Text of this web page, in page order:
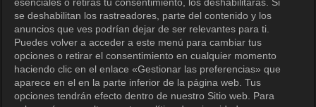
Política de privacidad (Europa)
Política de privacidad (Oceanía)
Política de privacidad (Brasil)
Derechos de privacidad de California
se deshabilitan los rastreadores, parte del contenido y los
anuncios que ves podrían dejar de ser relevantes para ti.
Puedes volver a acceder a este menú para cambiar tus
opciones o retirar el consentimiento en cualquier momento
haciendo clic en el enlace «Gestionar las preferencias» que
aparece en el en la parte inferior de la página web. Tus
opciones tendrán efecto dentro de nuestro Sitio web. Para